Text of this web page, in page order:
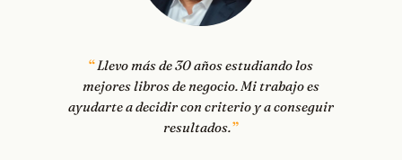
Llevo más de 30 años estudiando los
mejores libros de negocio. Mi trabajo es
ayudarte a decidir con criterio y a conseguir
resultados.